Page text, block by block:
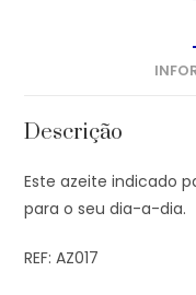
Descrição
Este azeite indicado
para o seu dia-a-dia.
REF: AZ017